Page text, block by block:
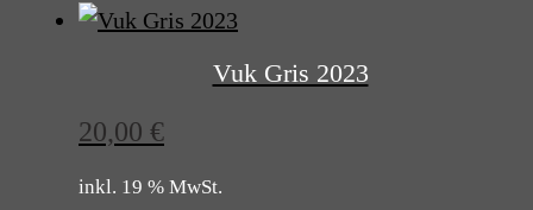
Vuk Gris 2023
20,00 €
inkl. 19 % MwSt.